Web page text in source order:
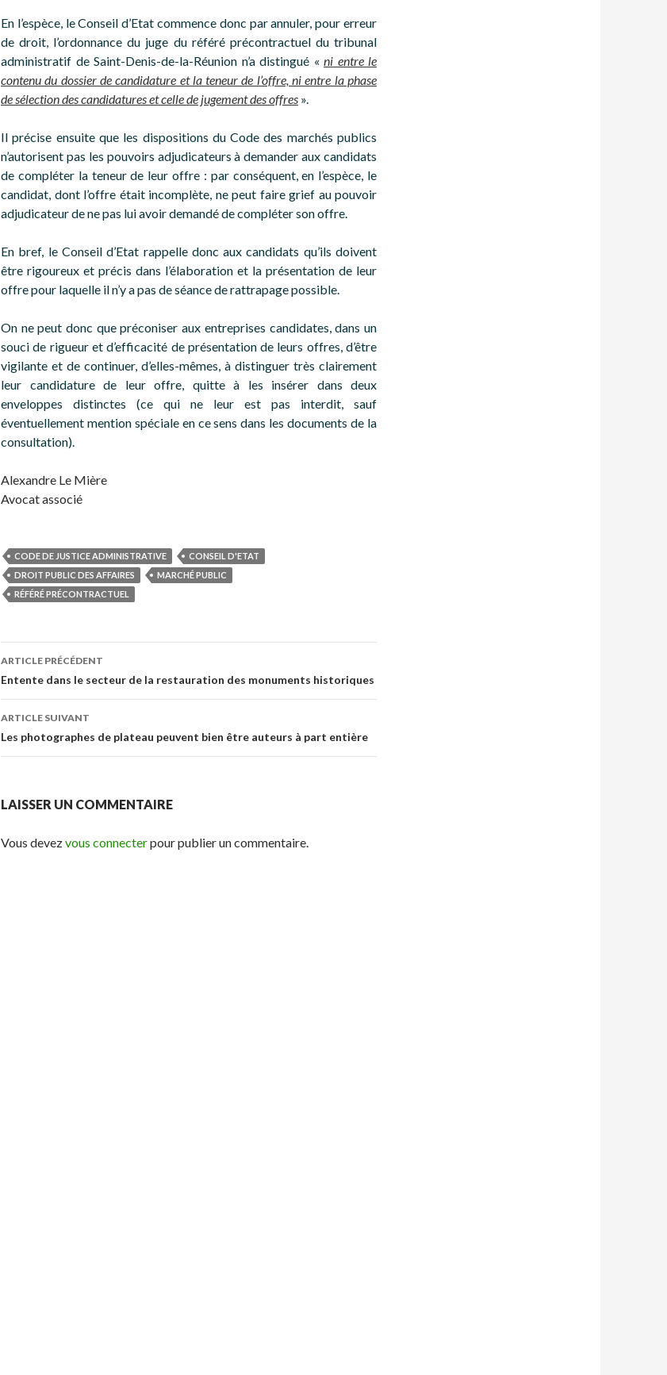
En l’espèce, le Conseil d’Etat commence donc par annuler, pour erreur
de droit, l’ordonnance du juge du référé précontractuel du tribunal
administratif de Saint-Denis-de-la-Réunion n’a distingué « ni entre le
contenu du dossier de candidature et la teneur de l’offre, ni entre la phase
de sélection des candidatures et celle de jugement des offres ».
Il précise ensuite que les dispositions du Code des marchés publics
n’autorisent pas les pouvoirs adjudicateurs à demander aux candidats
de compléter la teneur de leur offre : par conséquent, en l’espèce, le
candidat, dont l’offre était incomplète, ne peut faire grief au pouvoir
adjudicateur de ne pas lui avoir demandé de compléter son offre.
En bref, le Conseil d’Etat rappelle donc aux candidats qu’ils doivent
être rigoureux et précis dans l’élaboration et la présentation de leur
offre pour laquelle il n’y a pas de séance de rattrapage possible.
On ne peut donc que préconiser aux entreprises candidates, dans un
souci de rigueur et d’efficacité de présentation de leurs offres, d’être
vigilante et de continuer, d’elles-mêmes, à distinguer très clairement
leur candidature de leur offre, quitte à les insérer dans deux
enveloppes distinctes (ce qui ne leur est pas interdit, sauf
éventuellement mention spéciale en ce sens dans les documents de la
consultation).
Alexandre Le Mière
Avocat associé
CODE DE JUSTICE ADMINISTRATIVE
CONSEIL D'ETAT
DROIT PUBLIC DES AFFAIRES
MARCHÉ PUBLIC
RÉFÉRÉ PRÉCONTRACTUEL
Navigation
des
articles
ARTICLE PRÉCÉDENT
Entente dans le secteur de la restauration des monuments historiques
ARTICLE SUIVANT
Les photographes de plateau peuvent bien être auteurs à part entière
LAISSER UN COMMENTAIRE
Vous devezvous connecterpour publier un commentaire.